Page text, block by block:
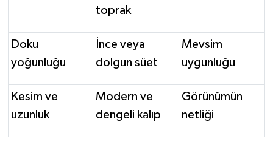
toprak
Doku
yoğunluğu
İnce veya
dolgun süet
Mevsim
uygunluğu
Kesim ve
uzunluk
Modern ve
dengeli kalıp
Görünümün
netliği